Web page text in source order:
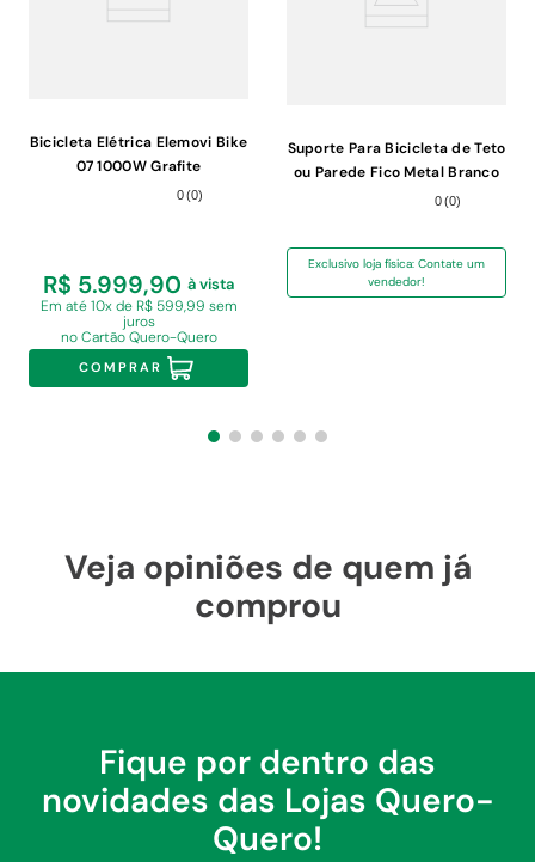
Bicicleta Elétrica Elemovi Bike
07 1000W Grafite
0(0)
R$ 5.999,90 à vista
Em até 10x de R$ 599,99 sem
juros
no Cartão Quero-Quero
COMPRAR
Suporte Para Bicicleta de Teto
ou Parede Fico Metal Branco
0(0)
Exclusivo loja física: Contate um
vendedor!
Veja opiniões de quem já
comprou
Fique por dentro das
novidades das Lojas Quero-
Quero!